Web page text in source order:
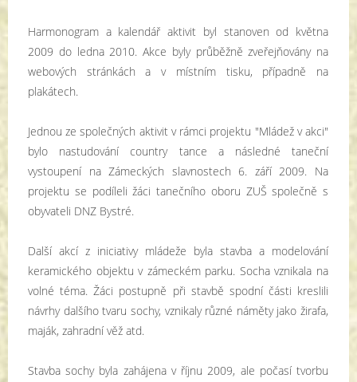
Harmonogram a kalendář aktivit byl stanoven od května
2009 do ledna 2010. Akce byly průběžně zveřejňovány na
webových stránkách a v místním tisku, případně na
plakátech.
Jednou ze společných aktivit v rámci projektu "Mládež v akci"
bylo nastudování country tance a následné taneční
vystoupení na Zámeckých slavnostech 6. září 2009. Na
projektu se podíleli žáci tanečního oboru ZUŠ společně s
obyvateli DNZ Bystré.
Další akcí z iniciativy mládeže byla stavba a modelování
keramického objektu v zámeckém parku. Socha vznikala na
volné téma. Žáci postupně při stavbě spodní části kreslili
návrhy dalšího tvaru sochy, vznikaly různé náměty jako žirafa,
maják, zahradní věž atd.
Stavba sochy byla zahájena v říjnu 2009, ale počasí tvorbu